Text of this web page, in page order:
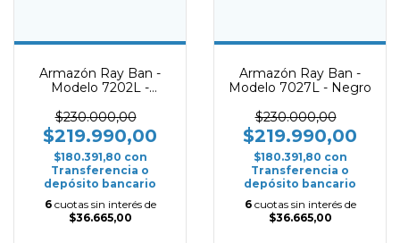
Armazón Ray Ban -
Modelo 7202L -
$230.000,00
$219.990,00
$180.391,80 con
Transferencia o
depósito bancario
6 cuotas sin interés de
$36.665,00
Armazón Ray Ban -
Modelo 7027L - Negro
$230.000,00
$219.990,00
$180.391,80 con
Transferencia o
depósito bancario
6 cuotas sin interés de
$36.665,00